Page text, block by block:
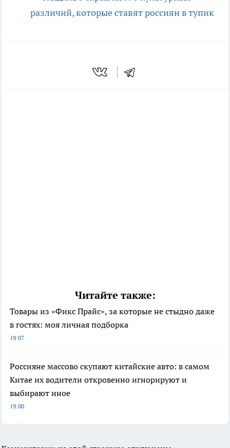
различий, которые ставят россиян в тупик
Читайте также:
Товары из «Фикс Прайс», за которые не стыдно даже
в гостях: моя личная подборка
19:07
Россияне массово скупают китайские авто: в самом
Китае их водители откровенно игнорируют и
выбирают иное
19:00